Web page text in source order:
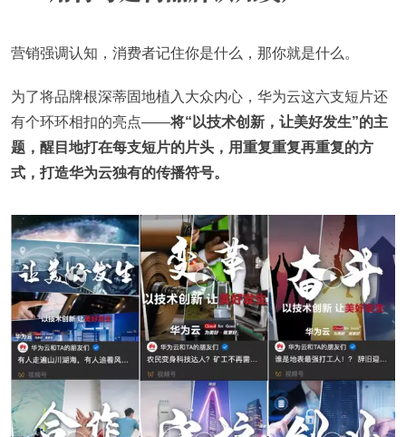
营销强调认知，消费者记住你是什么，那你就是什么。
为了将品牌根深蒂固地植入大众内心，华为云这六支短片还
有个环环相扣的亮点——将“以技术创新，让美好发生”的主
题，醒目地打在每支短片的片头，用重复重复再重复的方
式，打造华为云独有的传播符号。